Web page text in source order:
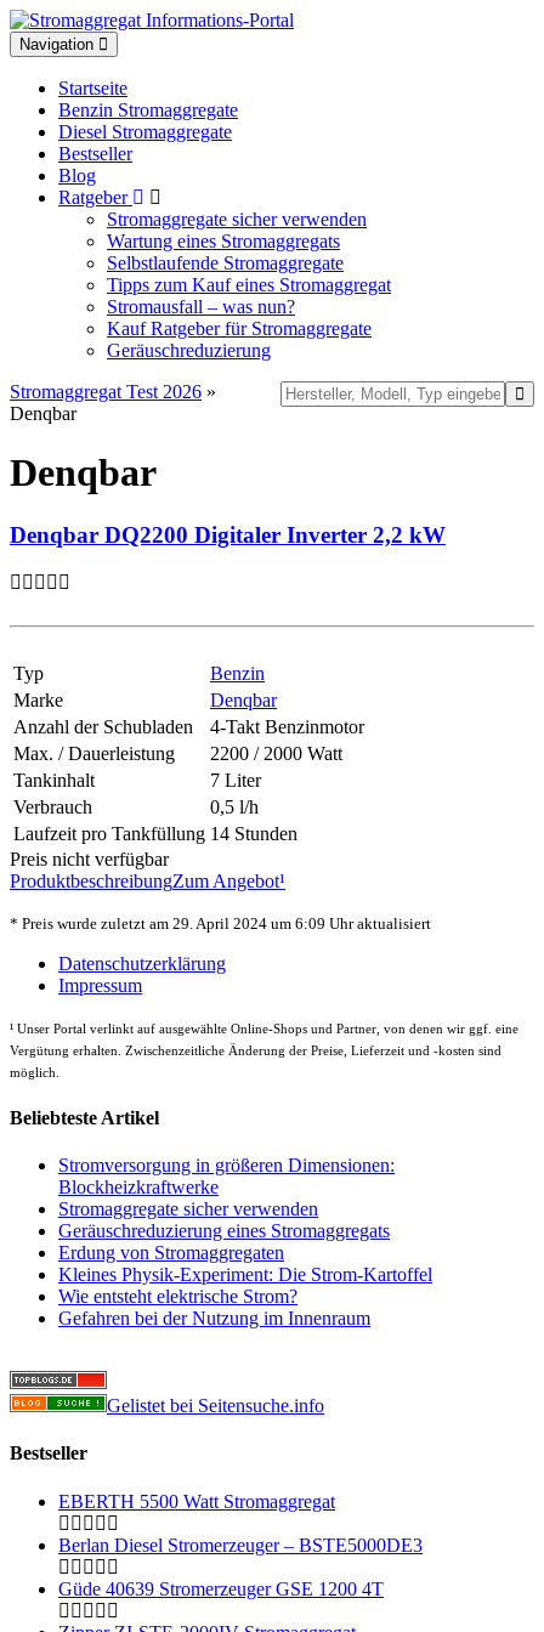
Toggle
navigation
Navigation
Startseite
Benzin Stromaggregate
Diesel Stromaggregate
Bestseller
Blog
Ratgeber
Stromaggregate sicher verwenden
Wartung eines Stromaggregats
Selbstlaufende Stromaggregate
Tipps zum Kauf eines Stromaggregat
Stromausfall – was nun?
Kauf Ratgeber für Stromaggregate
Geräuschreduzierung
Stromaggregat Test 2026 »
Denqbar
Denqbar
Denqbar DQ2200 Digitaler Inverter 2,2 kW
Typ
Benzin
Marke
Denqbar
Anzahl der Schubladen
4-Takt Benzinmotor
Max. / Dauerleistung
2200 / 2000 Watt
Tankinhalt
7 Liter
Verbrauch
0,5 l/h
Laufzeit pro Tankfüllung 14 Stunden
Preis nicht verfügbar
ProduktbeschreibungZum Angebot¹
* Preis wurde zuletzt am 29. April 2024 um 6:09 Uhr aktualisiert
Datenschutzerklärung
Impressum
¹ Unser Portal verlinkt auf ausgewählte Online-Shops und Partner, von denen wir ggf. eine
Vergütung erhalten. Zwischenzeitliche Änderung der Preise, Lieferzeit und -kosten sind
möglich.
Beliebteste Artikel
Stromversorgung in größeren Dimensionen:
Blockheizkraftwerke
Stromaggregate sicher verwenden
Geräuschreduzierung eines Stromaggregats
Erdung von Stromaggregaten
Kleines Physik-Experiment: Die Strom-Kartoffel
Wie entsteht elektrische Strom?
Gefahren bei der Nutzung im Innenraum
Gelistet bei Seitensuche.info
Bestseller
EBERTH 5500 Watt Stromaggregat
Berlan Diesel Stromerzeuger – BSTE5000DE3
Güde 40639 Stromerzeuger GSE 1200 4T